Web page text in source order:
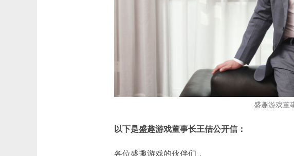
盛趣游戏董
以下是盛趣游戏董事长王佶公开信：
各位盛趣游戏的伙伴们，